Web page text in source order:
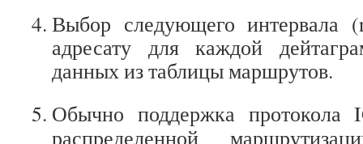
Выбор следующего интервала
адресату для каждой
данных из таблицы маршрутов.
Обычно поддержка протокола
распределенной